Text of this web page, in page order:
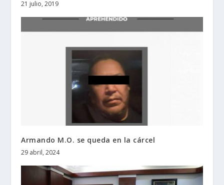
21 julio, 2019
Armando M.O. se queda en la cárcel
29 abril, 2024